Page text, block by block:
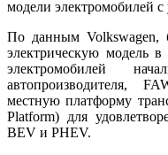
модели электромобилей
По данным Volkswagen,
электрическую модель
электромобилей
автопроизводителя,
местную платформу
Platform) для
BEV и PHEV.